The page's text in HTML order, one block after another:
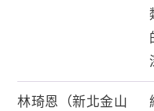
林琦恩（新北金山